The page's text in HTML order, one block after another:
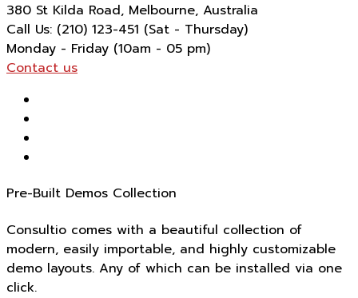
380 St Kilda Road, Melbourne, Australia
Call Us: (210) 123-451 (Sat - Thursday)
Monday - Friday (10am - 05 pm)
Contact us
Pre-Built Demos Collection
Consultio comes with a beautiful collection of
modern, easily importable, and highly customizable
demo layouts. Any of which can be installed via one
click.